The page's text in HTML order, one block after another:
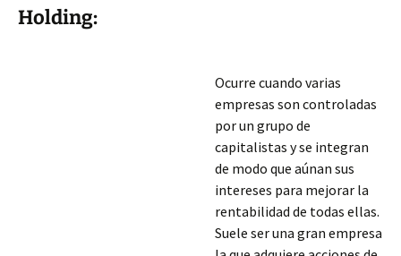
Holding:
Ocurre cuando varias
empresas son controladas
por un grupo de
capitalistas y se integran
de modo que aúnan sus
intereses para mejorar la
rentabilidad de todas ellas.
Suele ser una gran empresa